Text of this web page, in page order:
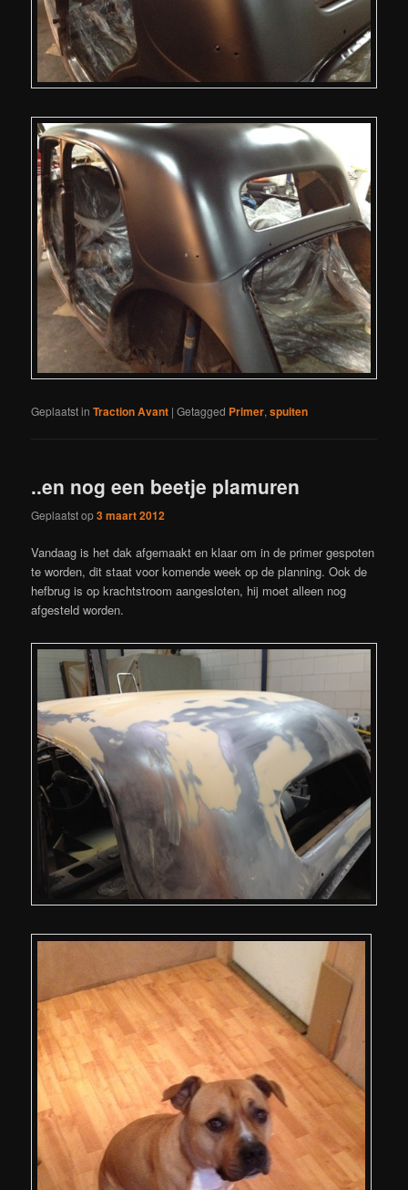
Geplaatst in Traction Avant |Getagged Primer,spuiten
..en nog een beetje plamuren
Geplaatst op3 maart 2012
Vandaag is het dak afgemaakt en klaar om in de primer gespoten
te worden, dit staat voor komende week op de planning. Ook de
hefbrug is op krachtstroom aangesloten, hij moet alleen nog
afgesteld worden.